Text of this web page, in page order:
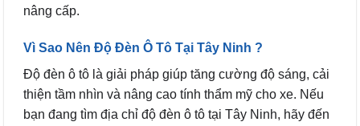
nâng cấp.
Vì Sao Nên Độ Đèn Ô Tô Tại Tây Ninh ?
Độ đèn ô tô là giải pháp giúp tăng cường độ sáng, cải
thiện tầm nhìn và nâng cao tính thẩm mỹ cho xe. Nếu
bạn đang tìm địa chỉ độ đèn ô tô tại Tây Ninh, hãy đến